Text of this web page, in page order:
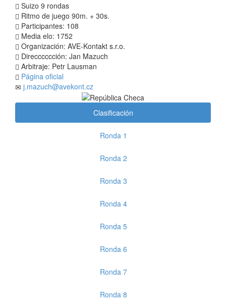
Suizo 9 rondas
Ritmo de juego 90m. + 30s.
Participantes: 108
Media elo: 1752
Organización: AVE-Kontakt s.r.o.
Direcccccción: Jan Mazuch
Arbitraje: Petr Lausman
Página oficial
j.mazuch@avekont.cz
Clasificación
Ronda 1
Ronda 2
Ronda 3
Ronda 4
Ronda 5
Ronda 6
Ronda 7
Ronda 8